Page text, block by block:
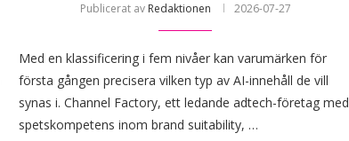
Publicerat av Redaktionen 2026-07-27
Med en klassificering i fem nivåer kan varumärken för
första gången precisera vilken typ av AI-innehåll de vill
synas i. Channel Factory, ett ledande adtech-företag med
spetskompetens inom brand suitability, …